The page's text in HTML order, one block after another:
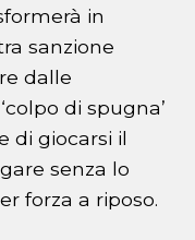
in
sanzione
dalle
di spugna’
di giocarsi il
senza lo
forza a riposo.